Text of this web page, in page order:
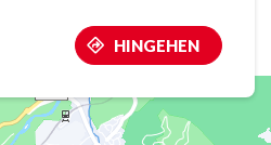
HINGEHEN